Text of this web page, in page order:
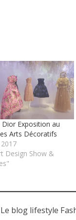
Dior Exposition au
Arts Décoratifs
Design Show &
blog lifestyle